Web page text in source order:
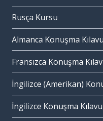
Rusça Kursu
Almanca Konuşma
Fransızca Konuşma
İngilizce (Amerikan)
İngilizce Konuşma